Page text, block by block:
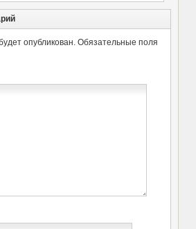
опубликован. Обязательные поля